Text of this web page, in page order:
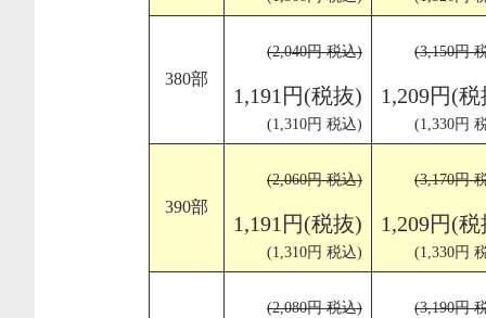
380部
(2,040円 税込)
1,191円(税抜)
(1,310円 税込)
(3,150円
1,209円(
(1,330円
390部
(2,060円 税込)
1,191円(税抜)
(1,310円 税込)
(3,170円
1,209円(
(1,330円
(2,080円 税込) (3,190円